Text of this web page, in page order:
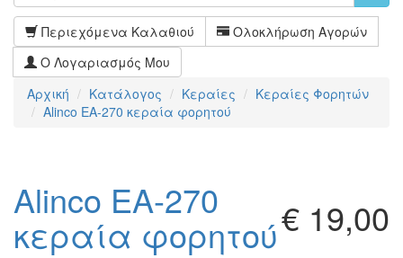
Περιεχόμενα Καλαθιού
Ολοκλήρωση Αγορών
Ο Λογαριασμός Μου
Αρχική
Κατάλογος Κεραίες
Κεραίες Φορητών
Alinco EA-270 κεραία φορητού
€ 19,00
Alinco EA-270
κεραία φορητού